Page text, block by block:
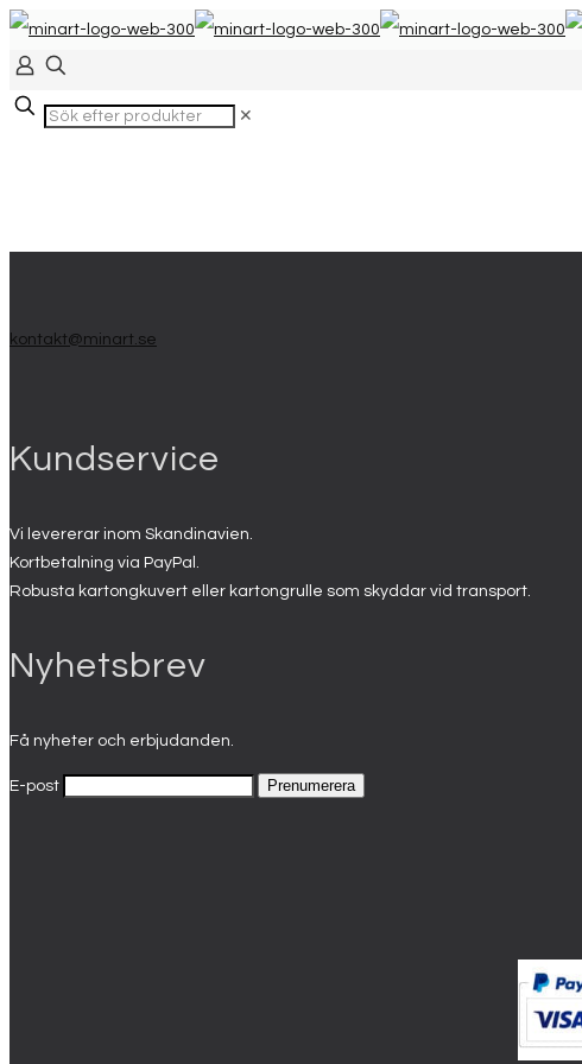
✕
kontakt@minart.se
Kundservice
Vi levererar inom Skandinavien.
Kortbetalning via PayPal.
Robusta kartongkuvert eller kartongrulle som skyddar vid transport.
Nyhetsbrev
Få nyheter och erbjudanden.
E-post